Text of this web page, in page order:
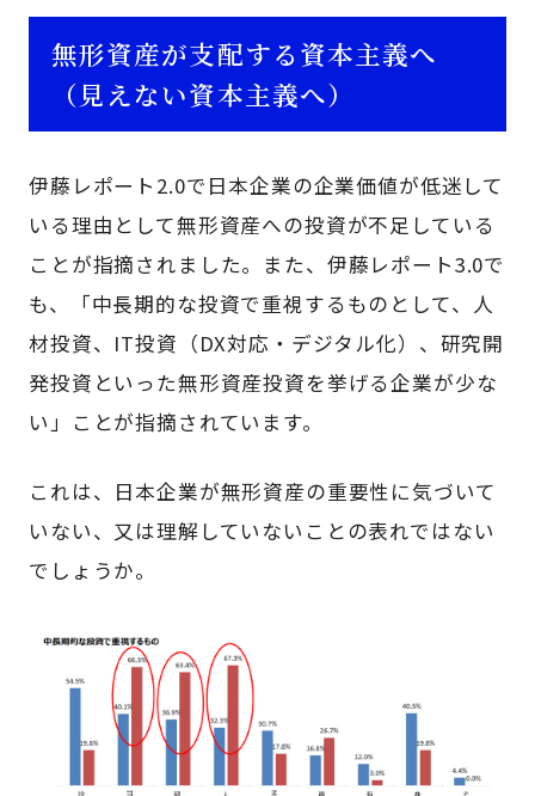
無形資産が支配する資本主義へ
（見えない資本主義へ）
伊藤レポート2.0で日本企業の企業価値が低迷して
いる理由として無形資産への投資が不足している
ことが指摘されました。また、伊藤レポート3.0で
も、「中長期的な投資で重視するものとして、人
材投資、IT投資（DX対応・デジタル化）、研究開
発投資といった無形資産投資を挙げる企業が少な
い」ことが指摘されています。
これは、日本企業が無形資産の重要性に気づいて
いない、又は理解していないことの表れではない
でしょうか。